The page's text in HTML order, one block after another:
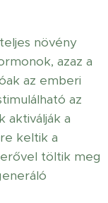
növény
azaz a
az emberi
az
aktiválják a
keltik a
töltik meg